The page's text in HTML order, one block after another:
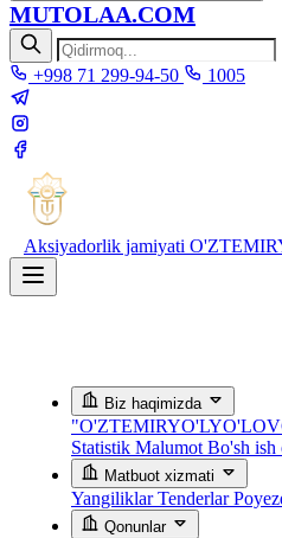
MUTOLAA.COM
+998 71 299-94-50 1005
Aksiyadorlik jamiyati
Biz haqimizda
Statistik Malumot Bo'sh ish
Matbuot xizmati
YangiliklarTenderlar
Qonunlar